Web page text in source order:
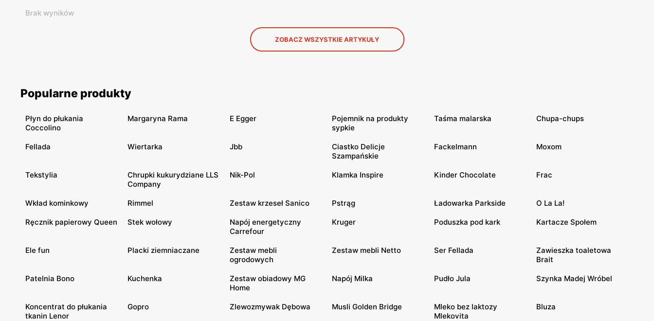
Brak wyników
ZOBACZ WSZYSTKIE ARTYKUŁY
Popularne produkty
Płyn do płukania
Coccolino
Margaryna Rama E Egger
Pojemnik na produkty
sypkie
Taśma malarska Chupa-chups
Fellada Wiertarka Jbb
Ciastko Delicje
Szampańskie
Fackelmann Moxom
Tekstylia
Chrupki kukurydziane LLS
Company
Nik-Pol Klamka Inspire Kinder Chocolate Frac
Wkład kominkowy Rimmel Zestaw krzeseł Sanico Pstrąg Ładowarka Parkside O La La!
Ręcznik papierowy Queen Stek wołowy
Napój energetyczny
Carrefour
Kruger Poduszka pod kark Kartacze Społem
Ele fun Placki ziemniaczane
Zestaw mebli
ogrodowych
Zestaw mebli Netto Ser Fellada
Zawieszka toaletowa
Brait
Patelnia Bono Kuchenka
Zestaw obiadowy MG
Home
Napój Milka Pudło Jula Szynka Madej Wróbel
Koncentrat do płukania
tkanin Lenor
Gopro Zlewozmywak Dębowa Musli Golden Bridge
Mleko bez laktozy
Mlekovita
Bluza